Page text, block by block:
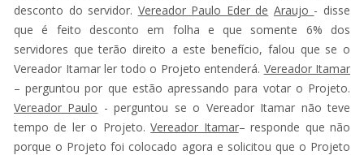
desconto do servidor. Vereador Paulo Eder de Araujo - disse
que é feito desconto em folha e que somente 6% dos
servidores que terão direito a este benefício, falou que se o
Vereador Itamar ler todo o Projeto entenderá. Vereador Itamar
– perguntou por que estão apressando para votar o Projeto.
Vereador Paulo - perguntou se o Vereador Itamar não teve
tempo de ler o Projeto.Vereador Itamar– responde que não
porque o Projeto foi colocado agora e solicitou que o Projeto